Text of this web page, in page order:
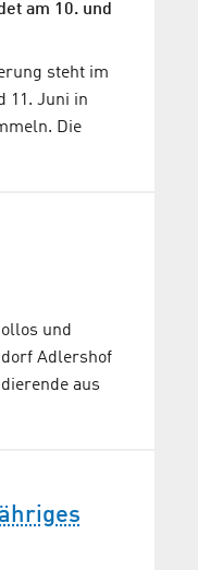
am 10. und
steht im
11. Juni in
Die
und
Adlershof
aus